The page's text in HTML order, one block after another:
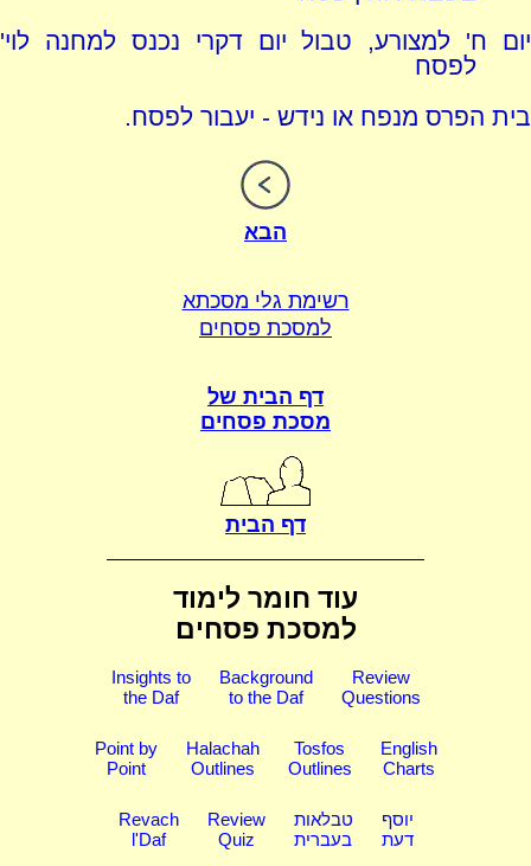
יום ח' למצורע, טבול יום דקרי נכנס למחנה לוי'
לפסח
בית הפרס מנפח או נידש - יעבור לפסח.
הבא
רשימת גלי מסכתא
למסכת פסחים
דף הבית של
מסכת פסחים
דף הבית
עוד חומר לימוד
למסכת פסחים
Insights to
the Daf
Background
to the Daf
Review
Questions
Point by
Point
Halachah
Outlines
Tosfos
Outlines
English
Charts
Revach
l'Daf
Review
Quiz
טבלאות
בעברית
יוסף
דעת